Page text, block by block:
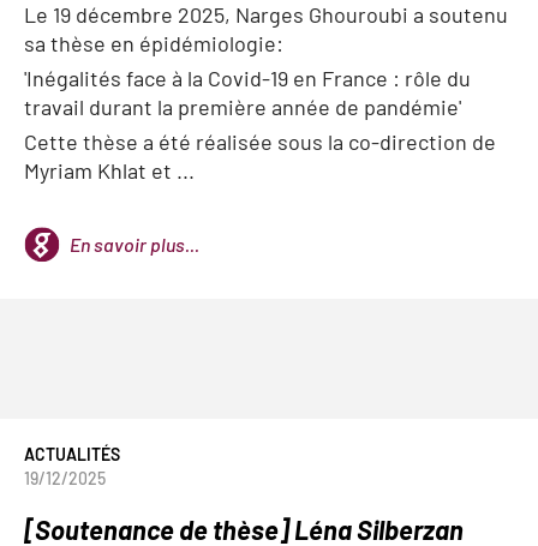
Le 19 décembre 2025, Narges Ghouroubi a soutenu
sa thèse en épidémiologie:
'Inégalités face à la Covid-19 en France : rôle du
travail durant la première année de pandémie'
Cette thèse a été réalisée sous la co-direction de
Myriam Khlat et ...
En savoir plus...
ACTUALITÉS
19/12/2025
[Soutenance de thèse] Léna Silberzan